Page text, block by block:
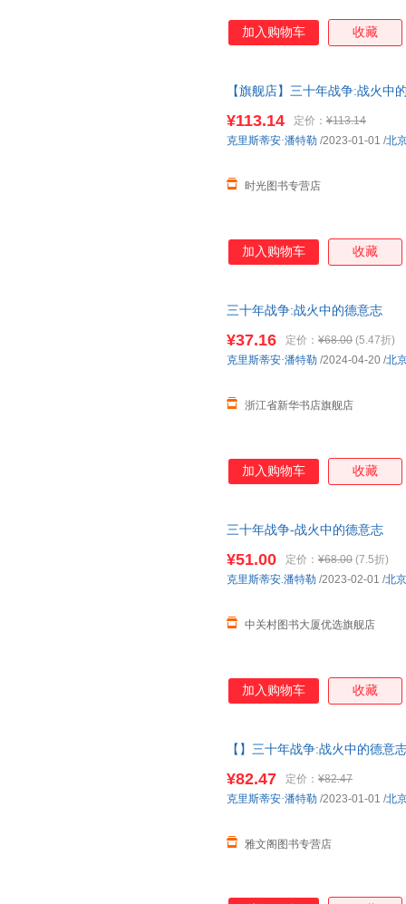
加入购物车 收藏
【旗舰店】三十年战争:战火中
¥113.14 定价： ¥113.14
时光图书专营店
克里斯蒂安·潘特勒 /2023-01-01 /北
加入购物车 收藏
三十年战争:战火中的德意志
¥37.16 定价： ¥68.00 (5.47折)
浙江省新华书店旗舰店
克里斯蒂安·潘特勒 /2024-04-20 /北
加入购物车 收藏
三十年战争-战火中的德意志
¥51.00 定价： ¥68.00 (7.5折)
中关村图书大厦优选旗舰店
克里斯蒂安.潘特勒 /2023-02-01 /北
加入购物车 收藏
【】三十年战争:战火中的德意
取，有问题联系在线客服，赠
¥82.47 定价： ¥82.47
雅文阁图书专营店
克里斯蒂安·潘特勒 /2023-01-01 /北